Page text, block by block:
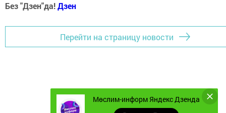
Без "Дзен"да!Дзен
Перейти на страницу новости
Мөслим-информ Яндекс Дзенда